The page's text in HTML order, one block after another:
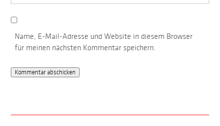
Name, E-Mail-Adresse und Website in diesem Browser
für meinen nächsten Kommentar speichern.